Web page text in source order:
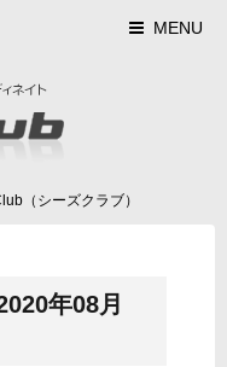
MENU
（シーズクラブ）
年08月